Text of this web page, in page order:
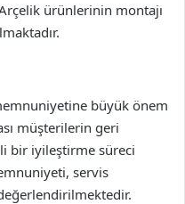
ürünlerinin montajı
büyük önem
müşterilerin geri
bir iyileştirme süreci
servis